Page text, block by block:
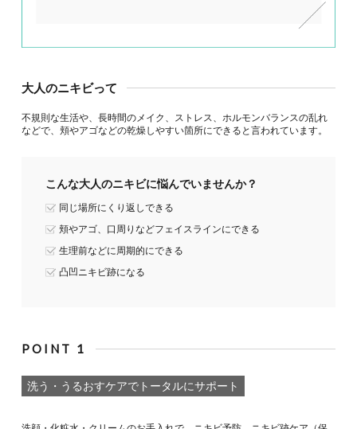
大人のニキビって
不規則な生活や、長時間のメイク、ストレス、ホルモンバランスの乱れ
などで、頬やアゴなどの乾燥しやすい箇所にできると言われています。
こんな大人のニキビに悩んでいませんか？
同じ場所にくり返しできる
頬やアゴ、口周りなどフェイスラインにできる
生理前などに周期的にできる
凸凹ニキビ跡になる
POINT 1
洗う・うるおすケアでトータルにサポート